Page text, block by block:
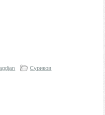
Суриков